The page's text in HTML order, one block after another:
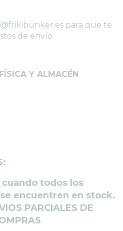
para que te
de envío.
Y ALMACÉN
todos los
encuentren en stock.
PARCIALES DE